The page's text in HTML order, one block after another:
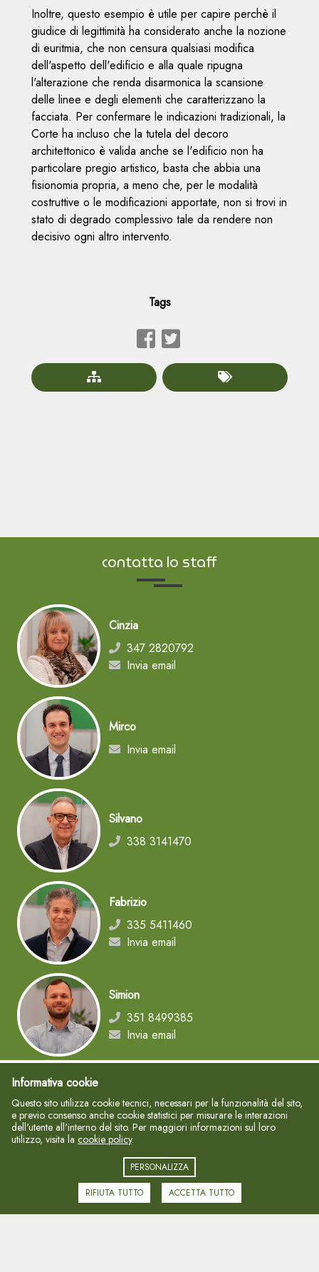
Inoltre, questo esempio è utile per capire perchè il
giudice di legittimità ha considerato anche la nozione
di euritmia, che non censura qualsiasi modifica
dell'aspetto dell'edificio e alla quale ripugna
l'alterazione che renda disarmonica la scansione
delle linee e degli elementi che caratterizzano la
facciata. Per confermare le indicazioni tradizionali, la
Corte ha incluso che la tutela del decoro
architettonico è valida anche se l'edificio non ha
particolare pregio artistico, basta che abbia una
fisionomia propria, a meno che, per le modalità
costruttive o le modificazioni apportate, non si trovi in
stato di degrado complessivo tale da rendere non
decisivo ogni altro intervento.
Tags
contatta lo staff
Cinzia
347 2820792
Invia email
Mirco
Invia email
Silvano
338 3141470
Fabrizio
335 5411460
Invia email
Simion
351 8499385
Invia email
388 1646818
Invia email
Lorena
344 0463321
Invia email
Informativa cookie
Questo sito utilizza cookie tecnici, necessari per la funzionalità del sito,
e previo consenso anche cookie statistici per misurare le interazioni
dell'utente all'interno del sito. Per maggiori informazioni sul loro
utilizzo, visita la cookie policy.
PERSONALIZZA
RIFIUTA TUTTO
ACCETTA TUTTO